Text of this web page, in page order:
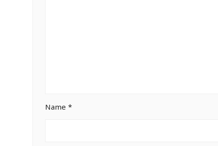
Name *